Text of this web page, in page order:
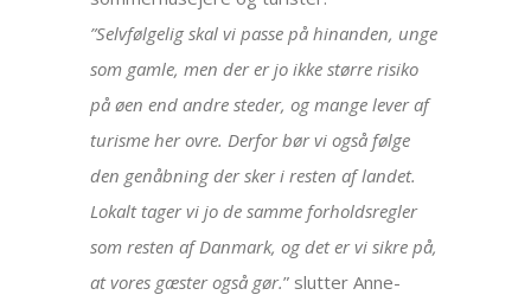
”Selvfølgelig skal vi passe på hinanden, unge
som gamle, men der er jo ikke større risiko
på øen end andre steder, og mange lever af
turisme her ovre. Derfor bør vi også følge
den genåbning der sker i resten af landet.
Lokalt tager vi jo de samme forholdsregler
som resten af Danmark, og det er vi sikre på,
at vores gæster også gør.” slutter Anne-